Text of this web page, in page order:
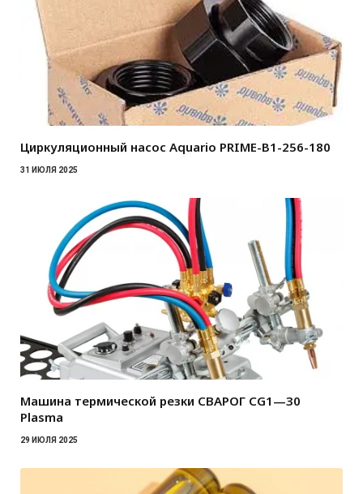
Циркуляционный насос Aquario PRIME-B1-256-180
31 ИЮЛЯ 2025
Машина термической резки СВАРОГ CG1—30
Plasma
29 ИЮЛЯ 2025